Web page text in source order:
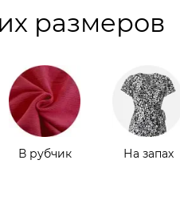
размеров
В рубчик На запах